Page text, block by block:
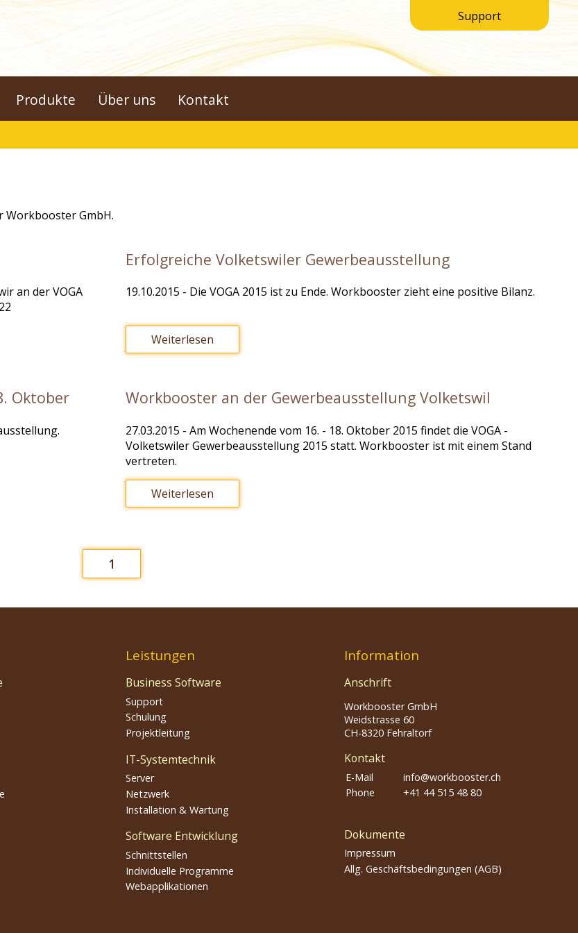
Support
Produkte Über uns Kontakt
Workbooster GmbH.
an der VOGA
Erfolgreiche Volketswiler Gewerbeausstellung
19.10.2015 - Die VOGA 2015 ist zu Ende. Workbooster zieht eine positive Bilanz.
Weiterlesen
Oktober Workbooster an der Gewerbeausstellung Volketswil
27.03.2015 - Am Wochenende vom 16. - 18. Oktober 2015 findet die VOGA -
Volketswiler Gewerbeausstellung 2015 statt. Workbooster ist mit einem Stand
vertreten.
Weiterlesen
1
Leistungen
Business Software
Support
Schulung
Projektleitung
IT-Systemtechnik
Server
Netzwerk
Installation & Wartung
Software Entwicklung
Schnittstellen
Individuelle Programme
Webapplikationen
Information
Anschrift
Workbooster GmbH
Weidstrasse 60
CH-8320 Fehraltorf
Kontakt
E-Mail
info@workbooster.ch
Phone
+41 44 515 48 80
Dokumente
Impressum
Allg. Geschäftsbedingungen (AGB)